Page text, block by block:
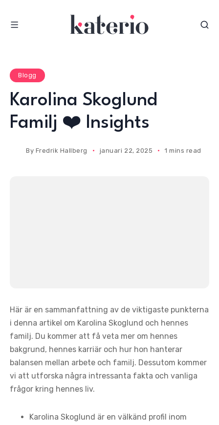
Blogg
Karolina Skoglund
Familj ❤️ Insights
By Fredrik Hallberg januari 22, 2025 1 mins read
Här är en sammanfattning av de viktigaste punkterna
i denna artikel om Karolina Skoglund och hennes
familj. Du kommer att få veta mer om hennes
bakgrund, hennes karriär och hur hon hanterar
balansen mellan arbete och familj. Dessutom kommer
vi att utforska några intressanta fakta och vanliga
frågor kring hennes liv.
Karolina Skoglund är en välkänd profil inom